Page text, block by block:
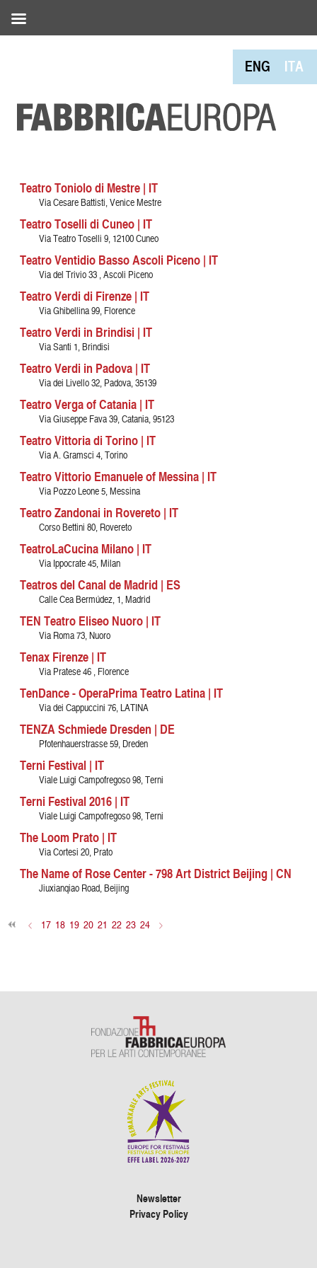
ENG ITA
Teatro Toniolo di Mestre | IT
Via Cesare Battisti, Venice Mestre
Teatro Toselli di Cuneo | IT
Via Teatro Toselli 9, 12100 Cuneo
Teatro Ventidio Basso Ascoli Piceno | IT
Via del Trivio 33 , Ascoli Piceno
Teatro Verdi di Firenze | IT
Via Ghibellina 99, Florence
Teatro Verdi in Brindisi | IT
Via Santi 1, Brindisi
Teatro Verdi in Padova | IT
Via dei Livello 32, Padova, 35139
Teatro Verga of Catania | IT
Via Giuseppe Fava 39, Catania, 95123
Teatro Vittoria di Torino | IT
Via A. Gramsci 4, Torino
Teatro Vittorio Emanuele of Messina | IT
Via Pozzo Leone 5, Messina
Teatro Zandonai in Rovereto | IT
Corso Bettini 80, Rovereto
TeatroLaCucina Milano | IT
Via Ippocrate 45, Milan
Teatros del Canal de Madrid | ES
Calle Cea Bermúdez, 1, Madrid
TEN Teatro Eliseo Nuoro | IT
Via Roma 73, Nuoro
Tenax Firenze | IT
Via Pratese 46 , Florence
TenDance - OperaPrima Teatro Latina | IT
Via dei Cappuccini 76, LATINA
TENZA Schmiede Dresden | DE
Pfotenhauerstrasse 59, Dreden
Terni Festival | IT
Viale Luigi Campofregoso 98, Terni
Terni Festival 2016 | IT
Viale Luigi Campofregoso 98, Terni
The Loom Prato | IT
Via Cortesi 20, Prato
The Name of Rose Center - 798 Art District Beijing | CN
Jiuxianqiao Road, Beijing
< 17 18 19 20 21 22 23 24 >
Newsletter
Privacy Policy